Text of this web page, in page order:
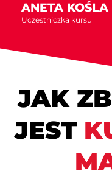
ANETA KOŚLA
Uczestniczka kursu
JAK
JEST